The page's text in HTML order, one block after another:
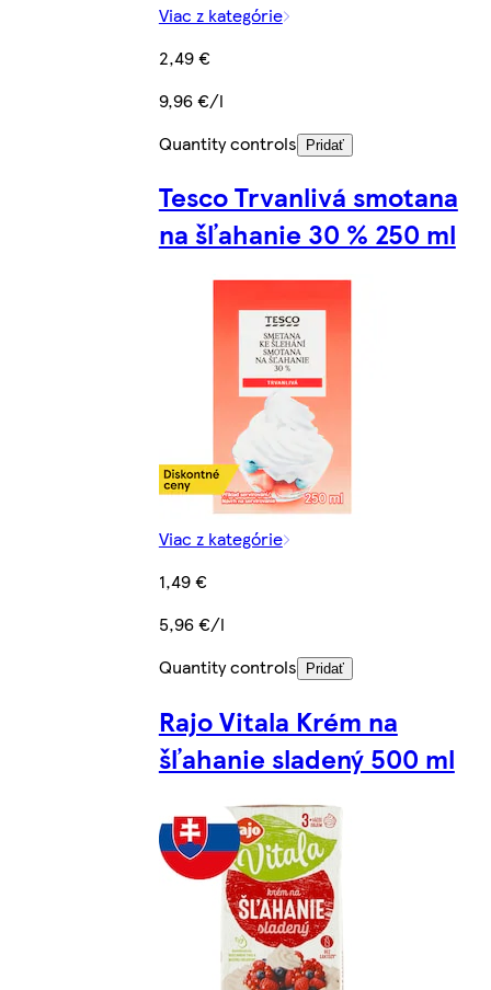
Viac z kategórie
2,49 €
9,96 €/l
Quantity controls
Pridať
Tesco Trvanlivá smotana
na šľahanie 30 % 250 ml
Viac z kategórie
1,49 €
5,96 €/l
Quantity controls
Pridať
Rajo Vitala Krém na
šľahanie sladený 500 ml